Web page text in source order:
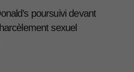
poursuivi devant
sexuel